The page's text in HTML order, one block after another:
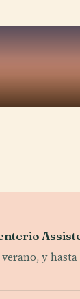
verano, y